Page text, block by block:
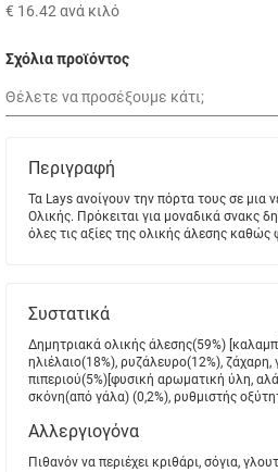
€ 16.42 ανά κιλό
Σχόλια προϊόντος
Περιγραφή
Τα Lays ανοίγουν την πόρτα τους σε μια
Ολικής. Πρόκειται για μοναδικά σνακς
όλες τις αξίες της ολικής άλεσης καθώς
Συστατικά
Δημητριακά ολικής άλεσης(59%)
ηλιέλαιο(18%), ρυζάλευρο(12%),
πιπεριού(5%)[φυσική αρωματική ύλη,
σκόνη(από γάλα) (0,2%), ρυθμιστής
Αλλεργιογόνα
Πιθανόν να περιέχει κριθάρι, σόγια,